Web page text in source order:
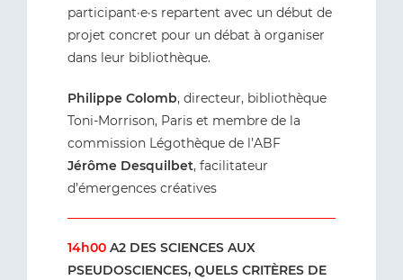
participant·e·s repartent avec un début de
projet concret pour un débat à organiser
dans leur bibliothèque.
Philippe Colomb, directeur, bibliothèque
Toni-Morrison, Paris et membre de la
commission Légothèque de l’ABF
Jérôme Desquilbet, facilitateur
d’émergences créatives
14h00 A2 DES SCIENCES AUX
PSEUDOSCIENCES, QUELS CRITÈRES DE